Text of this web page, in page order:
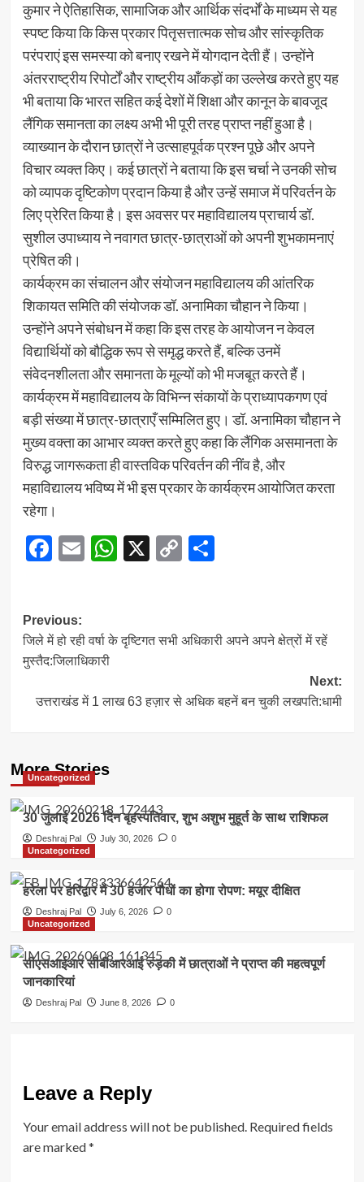
कुमार ने ऐतिहासिक, सामाजिक और आर्थिक संदर्भों के माध्यम से यह
स्पष्ट किया कि किस प्रकार पितृसत्तात्मक सोच और सांस्कृतिक
परंपराएं इस समस्या को बनाए रखने में योगदान देती हैं। उन्होंने
अंतरराष्ट्रीय रिपोर्टों और राष्ट्रीय आँकड़ों का उल्लेख करते हुए यह
भी बताया कि भारत सहित कई देशों में शिक्षा और कानून के बावजूद
लैंगिक समानता का लक्ष्य अभी भी पूरी तरह प्राप्त नहीं हुआ है।
व्याख्यान के दौरान छात्रों ने उत्साहपूर्वक प्रश्न पूछे और अपने
विचार व्यक्त किए। कई छात्रों ने बताया कि इस चर्चा ने उनकी सोच
को व्यापक दृष्टिकोण प्रदान किया है और उन्हें समाज में परिवर्तन के
लिए प्रेरित किया है। इस अवसर पर महाविद्यालय प्राचार्य डॉ.
सुशील उपाध्याय ने नवागत छात्र-छात्राओं को अपनी शुभकामनाएं
प्रेषित की।
कार्यक्रम का संचालन और संयोजन महाविद्यालय की आंतरिक
शिकायत समिति की संयोजक डॉ. अनामिका चौहान ने किया।
उन्होंने अपने संबोधन में कहा कि इस तरह के आयोजन न केवल
विद्यार्थियों को बौद्धिक रूप से समृद्ध करते हैं, बल्कि उनमें
संवेदनशीलता और समानता के मूल्यों को भी मजबूत करते हैं।
कार्यक्रम में महाविद्यालय के विभिन्न संकायों के प्राध्यापकगण एवं
बड़ी संख्या में छात्र-छात्राएँ सम्मिलित हुए। डॉ. अनामिका चौहान ने
मुख्य वक्ता का आभार व्यक्त करते हुए कहा कि लैंगिक असमानता के
विरुद्ध जागरूकता ही वास्तविक परिवर्तन की नींव है, और
महाविद्यालय भविष्य में भी इस प्रकार के कार्यक्रम आयोजित करता
रहेगा।
Facebook
EmailWhatsApp
X CopyShare
Post
navigation
Previous:
जिले में हो रही वर्षा के दृष्टिगत सभी अधिकारी अपने अपने क्षेत्रों में रहें
मुस्तैद:जिलाधिकारी
Next:
उत्तराखंड में 1 लाख 63 हज़ार से अधिक बहनें बन चुकी लखपति:धामी
More Stories
Uncategorized
30 जुलाई 2026 दिन बृहस्पतिवार, शुभ अशुभ मुहूर्त के साथ राशिफल
Deshraj Pal July 30, 2026
0
Uncategorized
हरेला पर हरिद्वार में 30 हजार पौधों का होगा रोपण: मयूर दीक्षित
Deshraj Pal July 6, 2026
0
Uncategorized
सीएसआईआर सीबीआरआई रुड़की में छात्राओं ने प्राप्त की महत्वपूर्ण
जानकारियां
Deshraj Pal June 8, 2026 0
Leave a Reply
Your email address will not be published. Required fields
are marked*